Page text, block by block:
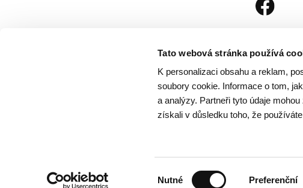
Tato webová stránka používá
K personalizaci obsahu a reklam,
soubory cookie. Informace o tom,
a analýzy. Partneři tyto údaje
získali v důsledku toho, že
Nutné Preferenční
je